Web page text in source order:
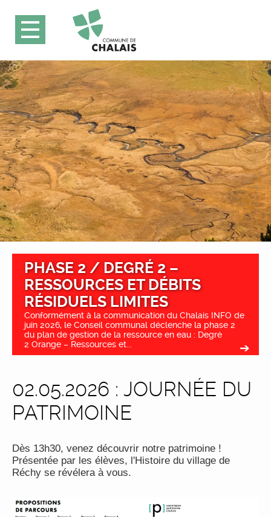
PHASE 2 / DEGRÉ 2 –
RESSOURCES ET DÉBITS
RÉSIDUELS LIMITES
Conformément à la communication du Chalais INFO de
juin 2026, le Conseil communal déclenche la phase 2
du plan de gestion de la ressource en eau : Degré
2 Orange – Ressources et...
02.05.2026 : JOURNÉE DU
PATRIMOINE
Dès 13h30, venez découvrir notre patrimoine !
Présentée par les élèves, l'Histoire du village de
Réchy se révélera à vous.